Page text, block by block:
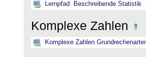
Lernpfad: Beschreibende Statistik
Komplexe Zahlen
Komplexe Zahlen